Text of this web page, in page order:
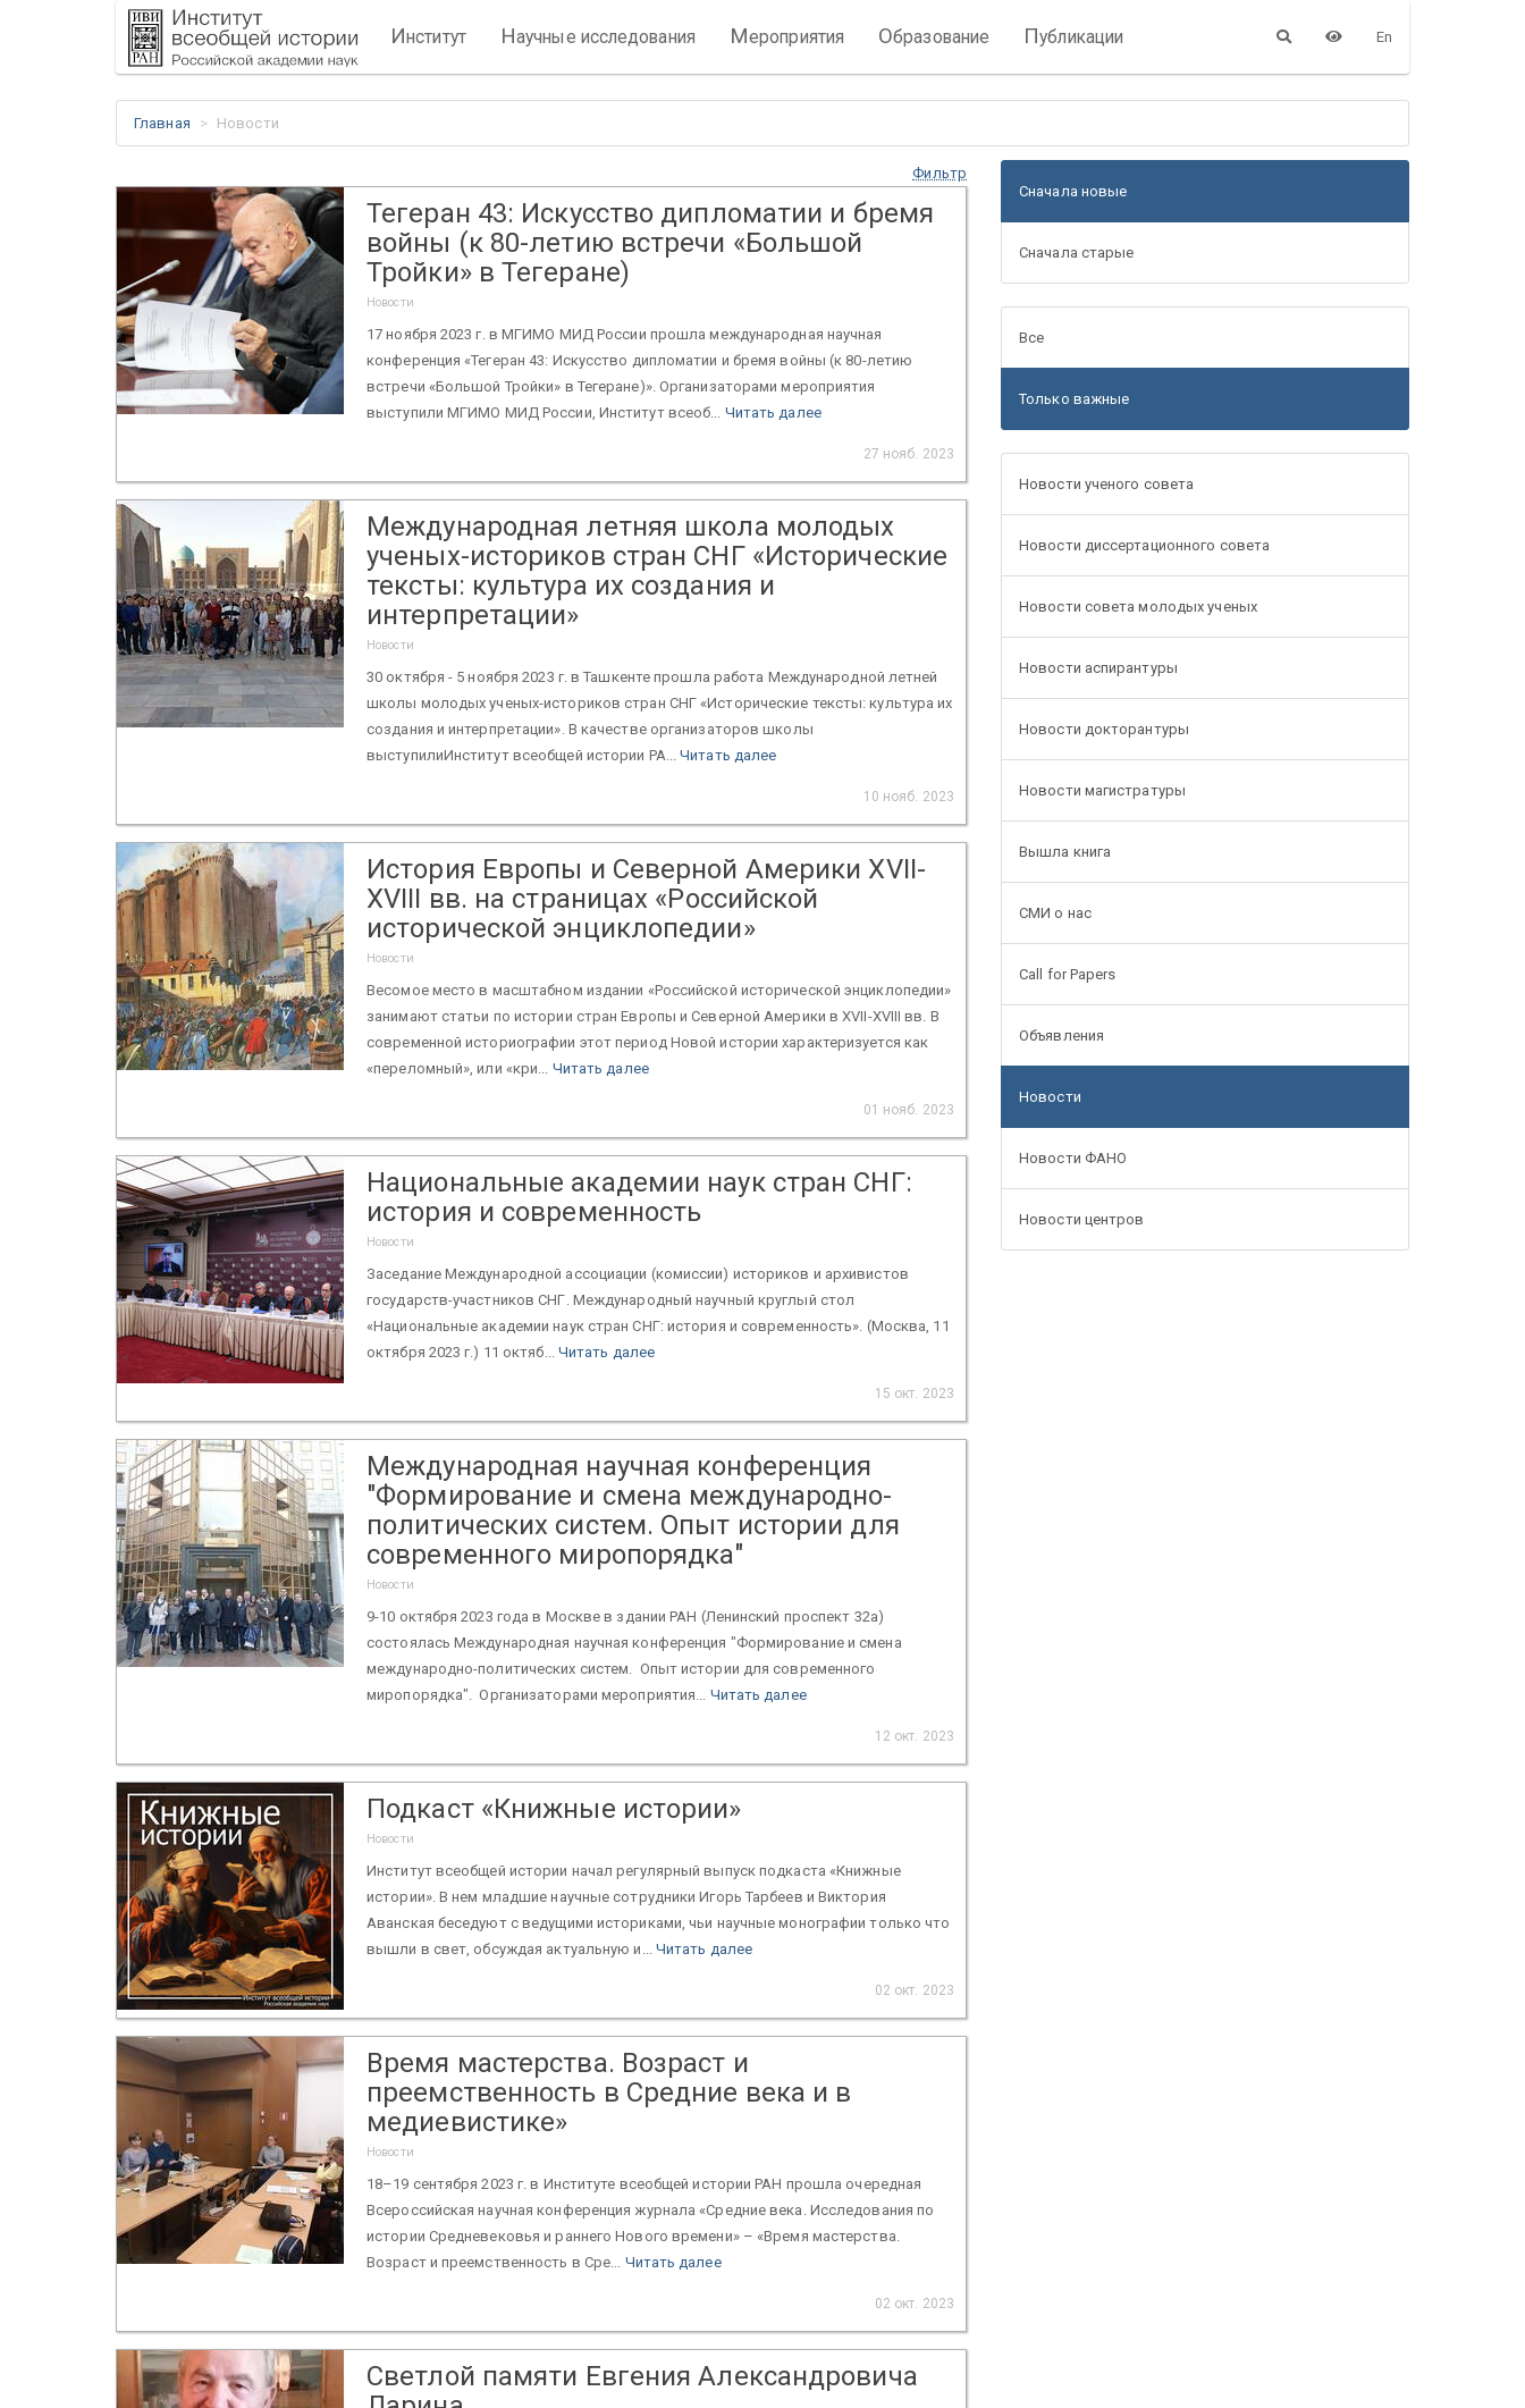
Институт Научные исследования Мероприятия Образование Публикации En
Главная Новости
Фильтр
Тегеран 43: Искусство дипломатии и бремя
войны (к 80-летию встречи «Большой
Тройки» в Тегеране)
Новости
17 ноября 2023 г. в МГИМО МИД России прошла международная научная
конференция «Тегеран 43: Искусство дипломатии и бремя войны (к 80-летию
встречи «Большой Тройки» в Тегеране)». Организаторами мероприятия
выступили МГИМО МИД России, Институт всеоб... Читать далее
27 нояб. 2023
Международная летняя школа молодых
ученых-историков стран СНГ «Исторические
тексты: культура их создания и
интерпретации»
Новости
30 октября - 5 ноября 2023 г. в Ташкенте прошла работа Международной летней
школы молодых ученых-историков стран СНГ «Исторические тексты: культура их
создания и интерпретации». В качестве организаторов школы
выступилиИнститут всеобщей истории РА...Читать далее
10 нояб. 2023
История Европы и Северной Америки XVII-
XVIII вв. на страницах «Российской
исторической энциклопедии»
Новости
Весомое место в масштабном издании «Российской исторической энциклопедии»
занимают статьи по истории стран Европы и Северной Америки в XVII-XVIII вв. В
современной историографии этот период Новой истории характеризуется как
«переломный», или «кри... Читать далее
01 нояб. 2023
Национальные академии наук стран СНГ:
история и современность
Новости
Заседание Международной ассоциации (комиссии) историков и архивистов
государств-участников СНГ. Международный научный круглый стол
«Национальные академии наук стран СНГ: история и современность». (Москва, 11
октября 2023 г.) 11 октяб... Читать далее
15 окт. 2023
Международная научная конференция
"Формирование и смена международно-
политических систем. Опыт истории для
современного миропорядка"
Новости
9-10 октября 2023 года в Москве в здании РАН (Ленинский проспект 32а)
состоялась Международная научная конференция "Формирование и смена
международно-политических систем. Опыт истории для современного
миропорядка". Организаторами мероприятия... Читать далее
12 окт. 2023
Подкаст «Книжные истории»
Новости
Институт всеобщей истории начал регулярный выпуск подкаста «Книжные
истории». В нем младшие научные сотрудники Игорь Тарбеев и Виктория
Аванская беседуют с ведущими историками, чьи научные монографии только что
вышли в свет, обсуждая актуальную и... Читать далее
02 окт. 2023
Время мастерства. Возраст и
преемственность в Средние века и в
медиевистике»
Новости
18–19 сентября 2023 г. в Институте всеобщей истории РАН прошла очередная
Всероссийская научная конференция журнала «Средние века. Исследования по
истории Средневековья и раннего Нового времени» – «Время мастерства.
Возраст и преемственность в Сре... Читать далее
02 окт. 2023
Светлой памяти Евгения Александровича
Сначала новые
Сначала старые
Все
Только важные
Новости ученого совета
Новости диссертационного совета
Новости совета молодых ученых
Новости аспирантуры
Новости докторантуры
Новости магистратуры
Вышла книга
СМИ о нас
Call for Papers
Объявления
Новости
Новости ФАНО
Новости центров